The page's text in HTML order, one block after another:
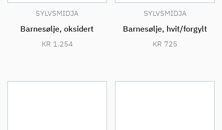
SYLVSMIDJA
Barnesølje, oksidert
KR 1.254
SYLVSMIDJA
Barnesølje, hvit/forgylt
KR 725